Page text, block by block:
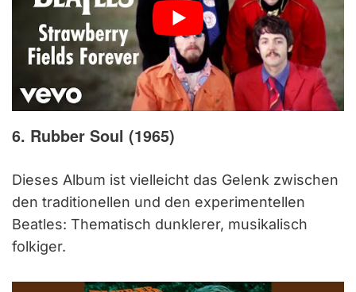
6. Rubber Soul (1965)
Dieses Album ist vielleicht das Gelenk zwischen
den traditionellen und den experimentellen
Beatles: Thematisch dunklerer, musikalisch
folkiger.